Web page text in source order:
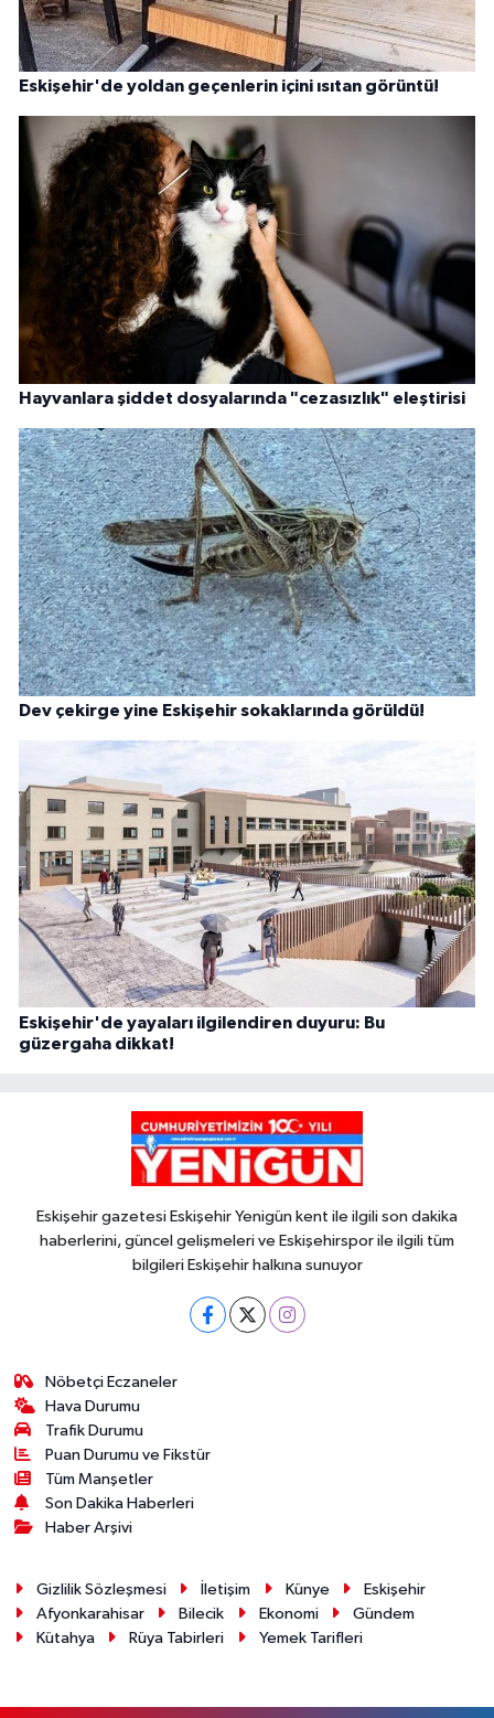
Eskişehir'de yoldan geçenlerin içini ısıtan görüntü!
Hayvanlara şiddet dosyalarında "cezasızlık" eleştirisi
Dev çekirge yine Eskişehir sokaklarında görüldü!
Eskişehir'de yayaları ilgilendiren duyuru: Bu
güzergaha dikkat!
Eskişehir gazetesi Eskişehir Yenigün kent ile ilgili son dakika
haberlerini, güncel gelişmeleri ve Eskişehirspor ile ilgili tüm
bilgileri Eskişehir halkına sunuyor
Nöbetçi Eczaneler
Hava Durumu
Trafik Durumu
Puan Durumu ve Fikstür
Tüm Manşetler
Son Dakika Haberleri
Haber Arşivi
Gizlilik Sözleşmesi İletişim Künye
Eskişehir
Afyonkarahisar
Bilecik Ekonomi
Gündem
Kütahya
Rüya Tabirleri Yemek Tarifleri